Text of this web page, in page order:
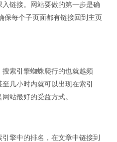
链接。网站要做的第一步是确
保每个子页面都有链接回到主页
引擎蜘蛛爬行的也就越频
几小时内就可以出现在索引
站最好的受益方式。
擎中的排名，在文章中链接到